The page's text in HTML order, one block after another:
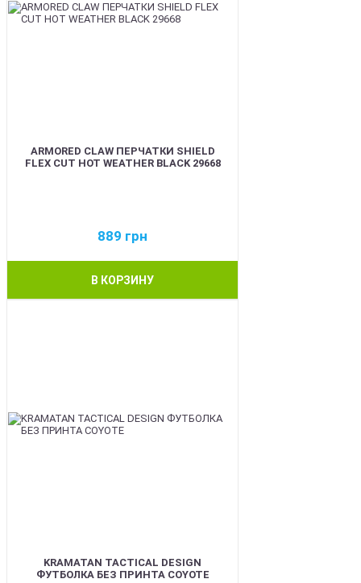
ARMORED CLAW ПЕРЧАТКИ SHIELD
FLEX CUT HOT WEATHER BLACK 29668
889 грн
В КОРЗИНУ
KRAMATAN TACTICAL DESIGN
ФУТБОЛКА БЕЗ ПРИНТА COYOTE